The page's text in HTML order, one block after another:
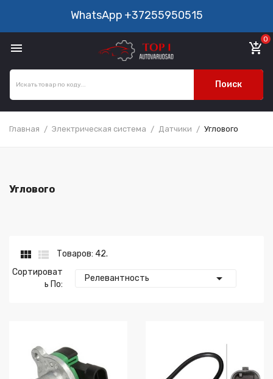
WhatsApp +37255950515
 add_shopping_cart
0
Поиск
Главная Электрическая система Датчики Углового
Углового
 
Товаров: 42.
Сортироват
Ь По:
Релевантность 